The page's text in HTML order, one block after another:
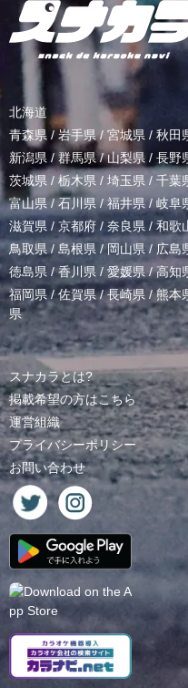
北海道
青森県 / 岩手県/ 宮城県 / 秋田
新潟県 /群馬県/山梨県 / 長野
茨城県 / 栃木県 / 埼玉県 / 千葉
富山県 /石川県/福井県/岐阜
滋賀県 / 京都府 / 奈良県 / 和歌
鳥取県/ 島根県 /岡山県/ 広島
徳島県 /香川県 / 愛媛県/高知
福岡県/佐賀県/長崎県 /熊本
県
スナカラとは?
掲載希望の方はこちら
運営組織
プライバシーポリシー
お問い合わせ